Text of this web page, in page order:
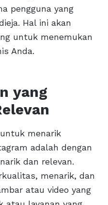
pengguna yang
Hal ini akan
untuk menemukan
Anda.
yang
menarik
adalah dengan
dan relevan.
menarik, dan
atau video yang